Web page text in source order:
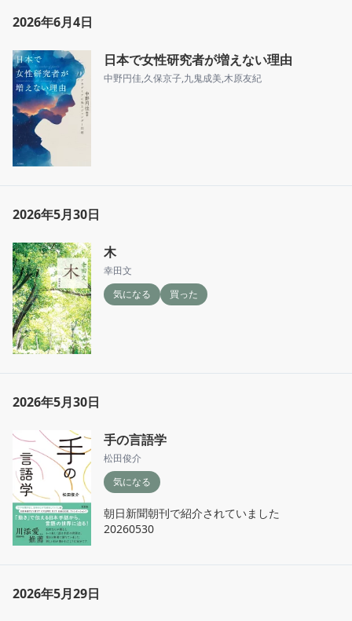
2026年6月4日
日本で女性研究者が増えない理由
中野円佳,久保京子,九鬼成美,木原友紀
2026年5月30日
木
幸田文
気になる
買った
2026年5月30日
手の言語学
松田俊介
気になる
朝日新聞朝刊で紹介されていました
20260530
2026年5月29日